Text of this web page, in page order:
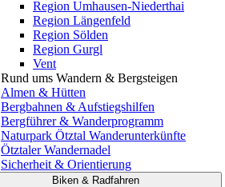
Region Umhausen-Niederthai
Region Längenfeld
Region Sölden
Region Gurgl
Vent
Rund ums Wandern & Bergsteigen
Almen & Hütten
Bergbahnen & Aufstiegshilfen
Bergführer & Wanderprogramm
Naturpark Ötztal Wanderunterkünfte
Ötztaler Wandernadel
Sicherheit & Orientierung
Biken & Radfahren